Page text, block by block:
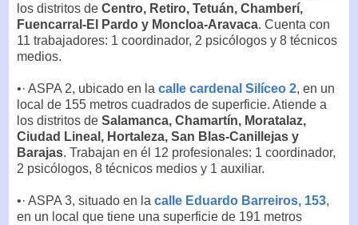
los distritos de Centro, Retiro, Tetuán, Chamberí,
Fuencarral-El Pardo y Moncloa-Aravaca. Cuenta con
11 trabajadores: 1 coordinador, 2 psicólogos y 8 técnicos
medios.
•· ASPA 2, ubicado en la calle cardenal Silíceo 2, en un
local de 155 metros cuadrados de superficie. Atiende a
los distritos de Salamanca, Chamartín, Moratalaz,
Ciudad Lineal, Hortaleza, San Blas-Canillejas y
Barajas. Trabajan en él 12 profesionales: 1 coordinador,
2 psicólogos, 8 técnicos medios y 1 auxiliar.
•· ASPA 3, situado en la calle Eduardo Barreiros, 153,
en un local que tiene una superficie de 191 metros